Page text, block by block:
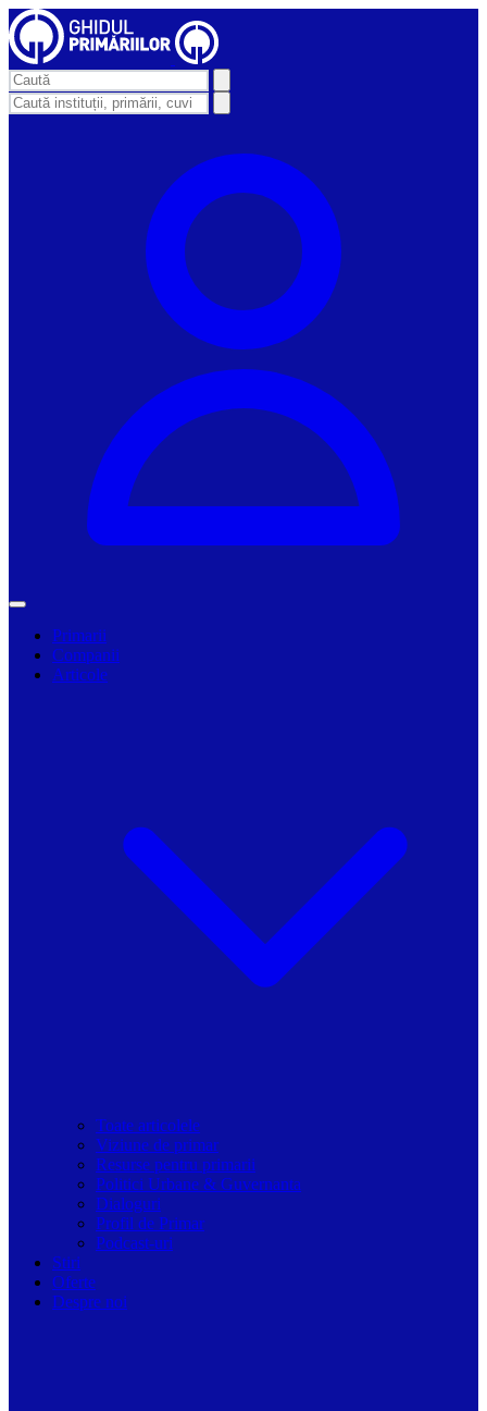
Primarii
Companii
Articole
Toate articolele
Viziune de primar
Resurse pentru primarii
Politici Urbane & Guvernanta
Dialoguri
Profil de Primar
Podcast-uri
Stiri
Oferte
Despre noi